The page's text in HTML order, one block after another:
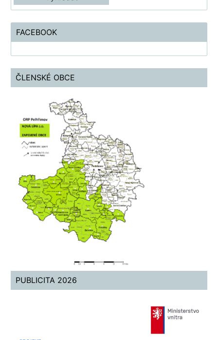
FACEBOOK
ČLENSKÉ OBCE
PUBLICITA 2026